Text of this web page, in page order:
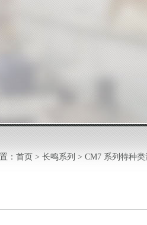
： 首页 > 长鸣系列 > CM7 系列特种